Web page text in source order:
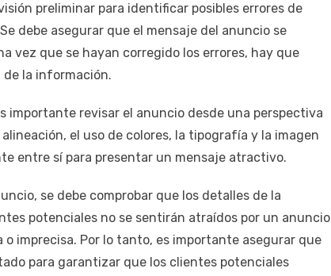
preliminar para identificar posibles errores de
debe asegurar que el mensaje del anuncio se
vez que se hayan corregido los errores, hay que
de la información.
importante revisar el anuncio desde una perspectiva
el uso de colores, la tipografía y la imagen
entre sí para presentar un mensaje atractivo.
se debe comprobar que los detalles de la
potenciales no se sentirán atraídos por un anuncio
imprecisa. Por lo tanto, es importante asegurar que
para garantizar que los clientes potenciales